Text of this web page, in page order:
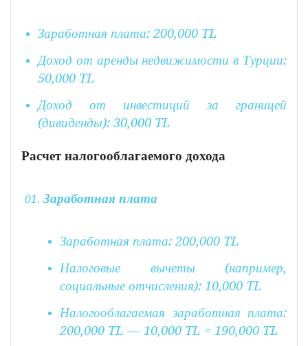
Заработная плата: 200,000 TL
Доход от аренды недвижимости в Турции:
50,000 TL
Доход от инвестиций за границей
(дивиденды): 30,000 TL
Расчет налогооблагаемого дохода
Заработная плата
Заработная плата: 200,000 TL
Налоговые вычеты (например,
социальные отчисления): 10,000 TL
Налогооблагаемая заработная плата:
200,000 TL — 10,000 TL = 190,000 TL